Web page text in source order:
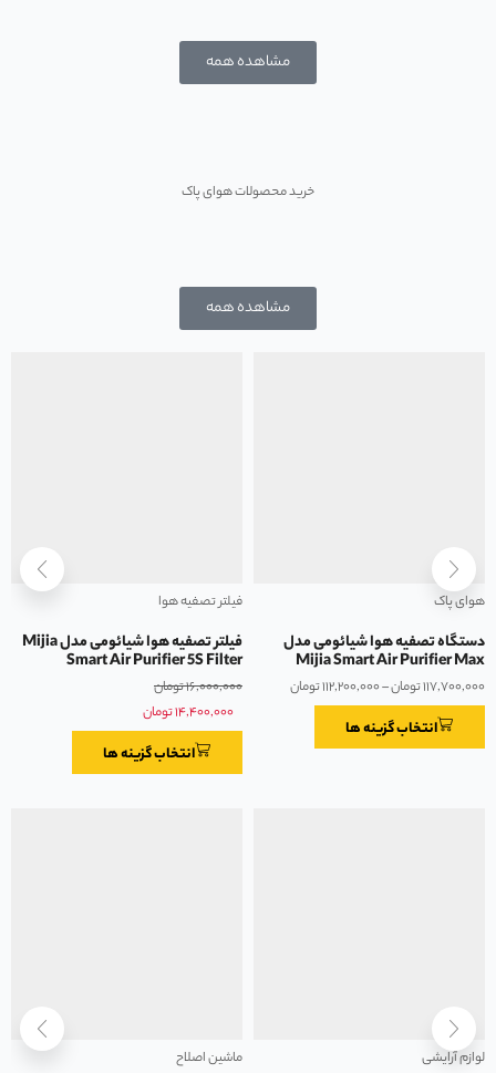
مشاهده همه
خرید محصولات هوای پاک
مشاهده همه
هوای پاک
دستگاه تصفیه هوا شیائومی مدل
Mijia Smart Air Purifier Max
۱۱۷,۷۰۰,۰۰۰تومان–۱۱۲,۲۰۰,۰۰۰تومان
انتخاب گزینه ها
فیلتر تصفیه هوا
فیلتر تصفیه هوا شیائومی مدل Mijia
Smart Air Purifier 5S Filter
۱۶,۰۰۰,۰۰۰تومان
۱۴,۴۰۰,۰۰۰تومان
انتخاب گزینه ها
لوازم آرایشی ماشین اصلاح